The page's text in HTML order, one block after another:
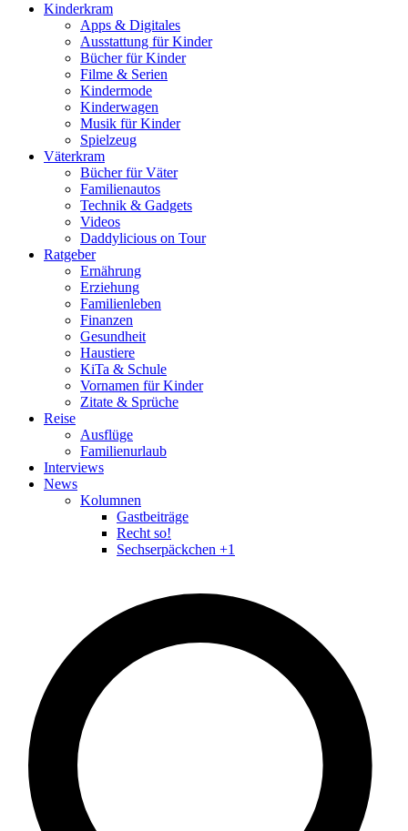
Kinderkram
Apps & Digitales
Ausstattung für Kinder
Bücher für Kinder
Filme & Serien
Kindermode
Kinderwagen
Musik für Kinder
Spielzeug
Väterkram
Bücher für Väter
Familienautos
Technik & Gadgets
Videos
Daddylicious on Tour
Ratgeber
Ernährung
Erziehung
Familienleben
Finanzen
Gesundheit
Haustiere
KiTa & Schule
Vornamen für Kinder
Zitate & Sprüche
Reise
Ausflüge
Familienurlaub
Interviews
News
Kolumnen
Gastbeiträge
Recht so!
Sechserpäckchen +1